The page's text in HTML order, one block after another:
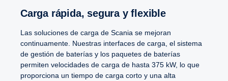
Carga rápida, segura y flexible
Las soluciones de carga de Scania se mejoran
continuamente. Nuestras interfaces de carga, el sistema
de gestión de baterías y los paquetes de baterías
permiten velocidades de carga de hasta 375 kW, lo que
proporciona un tiempo de carga corto y una alta